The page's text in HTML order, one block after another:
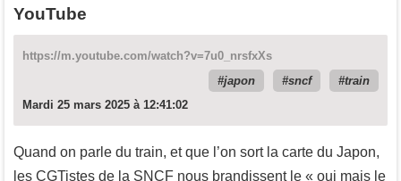
YouTube
https://m.youtube.com/watch?v=7u0_nrsfxXs
japon
sncf
train
Mardi 25 mars 2025 à 12:41:02
Quand on parle du train, et que l’on sort la carte du Japon,
les CGTistes de la SNCF nous brandissent le « oui mais le